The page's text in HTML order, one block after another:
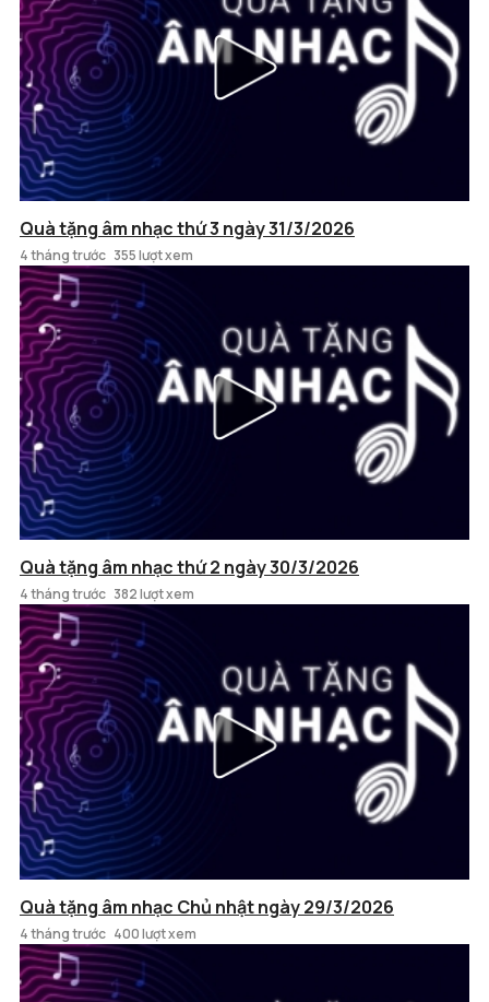
Quà tặng âm nhạc thứ 3 ngày 31/3/2026
4 tháng trước 355 lượt xem
Quà tặng âm nhạc thứ 2 ngày 30/3/2026
4 tháng trước 382 lượt xem
Quà tặng âm nhạc Chủ nhật ngày 29/3/2026
4 tháng trước 400 lượt xem